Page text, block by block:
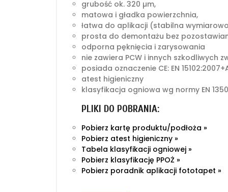
grubość ok. 320 µm,
matowa i gładka powierzchnia,
łatwa do aplikacji (stabilna
prosta do demontażu bez
odporna pęknięcia i zarysowania
nie zawiera PCW i innych szkodliwych
posiada oznaczenie CE: EN
atest higieniczny
klasyfikacja ogniowa wg normy EN
PLIKI DO POBRANIA:
Pobierz kartę produktu/podłoża »
Pobierz atest higieniczny »
Tabela klasyfikacji ogniowej »
Pobierz klasyfikację PPOŻ »
Pobierz poradnik aplikacji fototapet »